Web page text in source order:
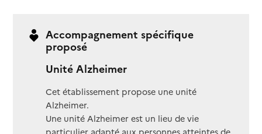
Accompagnement spécifique
proposé
Unité Alzheimer
Cet établissement propose une unité
Alzheimer.
Une unité Alzheimer est un lieu de vie